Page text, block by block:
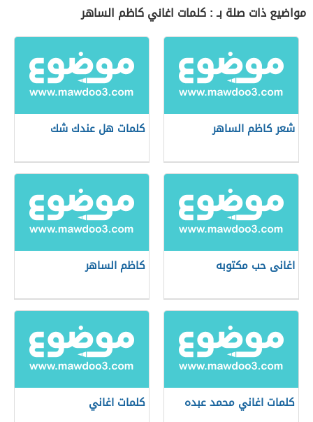
مواضيع ذات صلة بـ : كلمات اغاني كاظم الساهر
شعر كاظم الساهر كلمات هل عندك شك
اغانى حب مكتوبه كاظم الساهر
كلمات اغاني محمد عبده كلمات اغاني